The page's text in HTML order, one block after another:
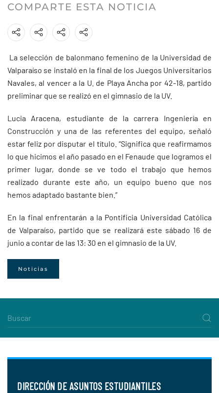
COMPARTE ESTA NOTICIA
La selección de balonmano femenino de la Universidad de
Valparaíso se instaló en la final de los Juegos Universitarios
Navales, al vencer a la U. de Playa Ancha por 42-18, partido
preliminar que se realizó en el gimnasio de la UV.
Lucia Aracena, estudiante de la carrera Ingeniería en
Construcción y una de las referentes del equipo, señaló
estar feliz por disputar el título. “Significa que reafirmamos
lo que hicimos el año pasado en el Fenaude que logramos el
primer lugar, donde se ve todo el trabajo que hemos
realizado durante este año, un equipo bueno que nos
hemos adaptado bastante bien.”
En la final enfrentarán a la Pontificia Universidad Católica
de Valparaíso, partido que se realizará este sábado 16 de
junio a contar de las 13: 30 en el gimnasio de la UV.
Noticias
DIRECCIÓN DE ASUNTOS ESTUDIANTILES